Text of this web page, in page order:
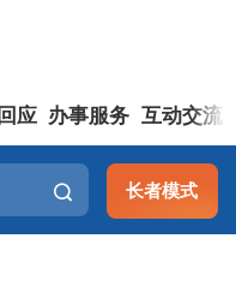
应 办事服务 互动交流
长者模式